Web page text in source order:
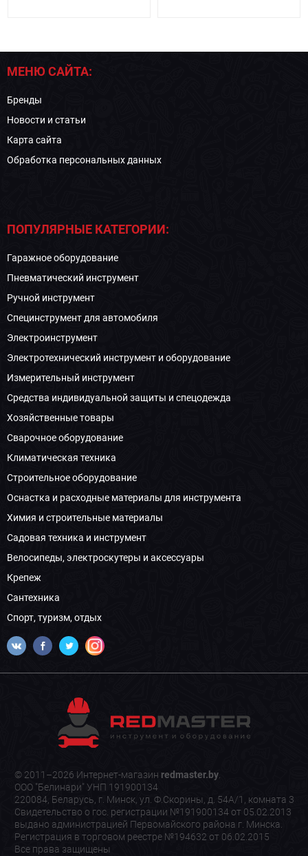
МЕНЮ САЙТА:
Бренды
Новости и статьи
Карта сайта
Обработка персональных данных
ПОПУЛЯРНЫЕ КАТЕГОРИИ:
Гаражное оборудование
Пневматический инструмент
Ручной инструмент
Специнструмент для автомобиля
Электроинструмент
Электротехнический инструмент и оборудование
Измерительный инструмент
Средства индивидуальной защиты и спецодежда
Хозяйственные товары
Сварочное оборудование
Климатическая техника
Строительное оборудование
Оснастка и расходные материалы для инструмента
Химия и строительные материалы
Садовая техника и инструмент
Велосипеды, электроскутеры и аксессуары
Крепеж
Сантехника
Спорт, туризм, отдых
© 2011–2026 Интернет-магазин redmaster.by.
ООО "Белинари" УНП 191900134
220084, Беларусь, г. Минск, ул. Ф.Скорины, д. 54А/1, комната 3
Свидетельство о гос. регистрации №191900134 от 05.02.2013
выдано администрацией Первомайского района г. Минска.
Регистрация в торговом реестре №194632 от 06.02.2015
Все права защищены